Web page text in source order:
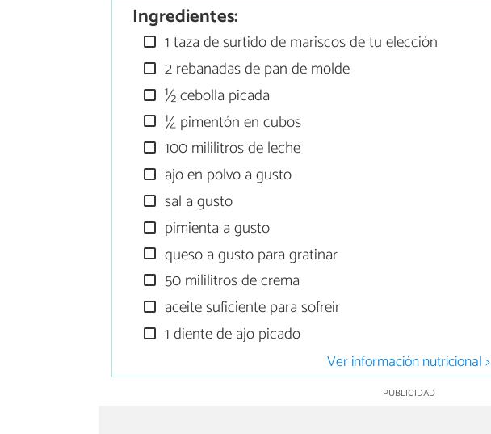
Ingredientes:
1 taza de surtido de mariscos de tu elección
2 rebanadas de pan de molde
½ cebolla picada
¼ pimentón en cubos
100 mililitros de leche
ajo en polvo a gusto
sal a gusto
pimienta a gusto
queso a gusto para gratinar
50 mililitros de crema
aceite suficiente para sofreír
1 diente de ajo picado
Ver información nutricional >